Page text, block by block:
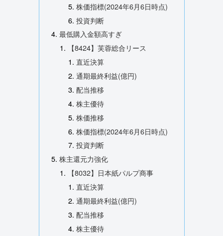
株価指標(2024年6月6日時点)
投資判断
最低購入金額高すぎ
【8424】芙蓉総合リース
直近決算
通期最終利益(億円)
配当推移
株主優待
株価推移
株価指標(2024年6月6日時点)
投資判断
株主還元力強化
【8032】日本紙パルプ商事
直近決算
通期最終利益(億円)
配当推移
株主優待